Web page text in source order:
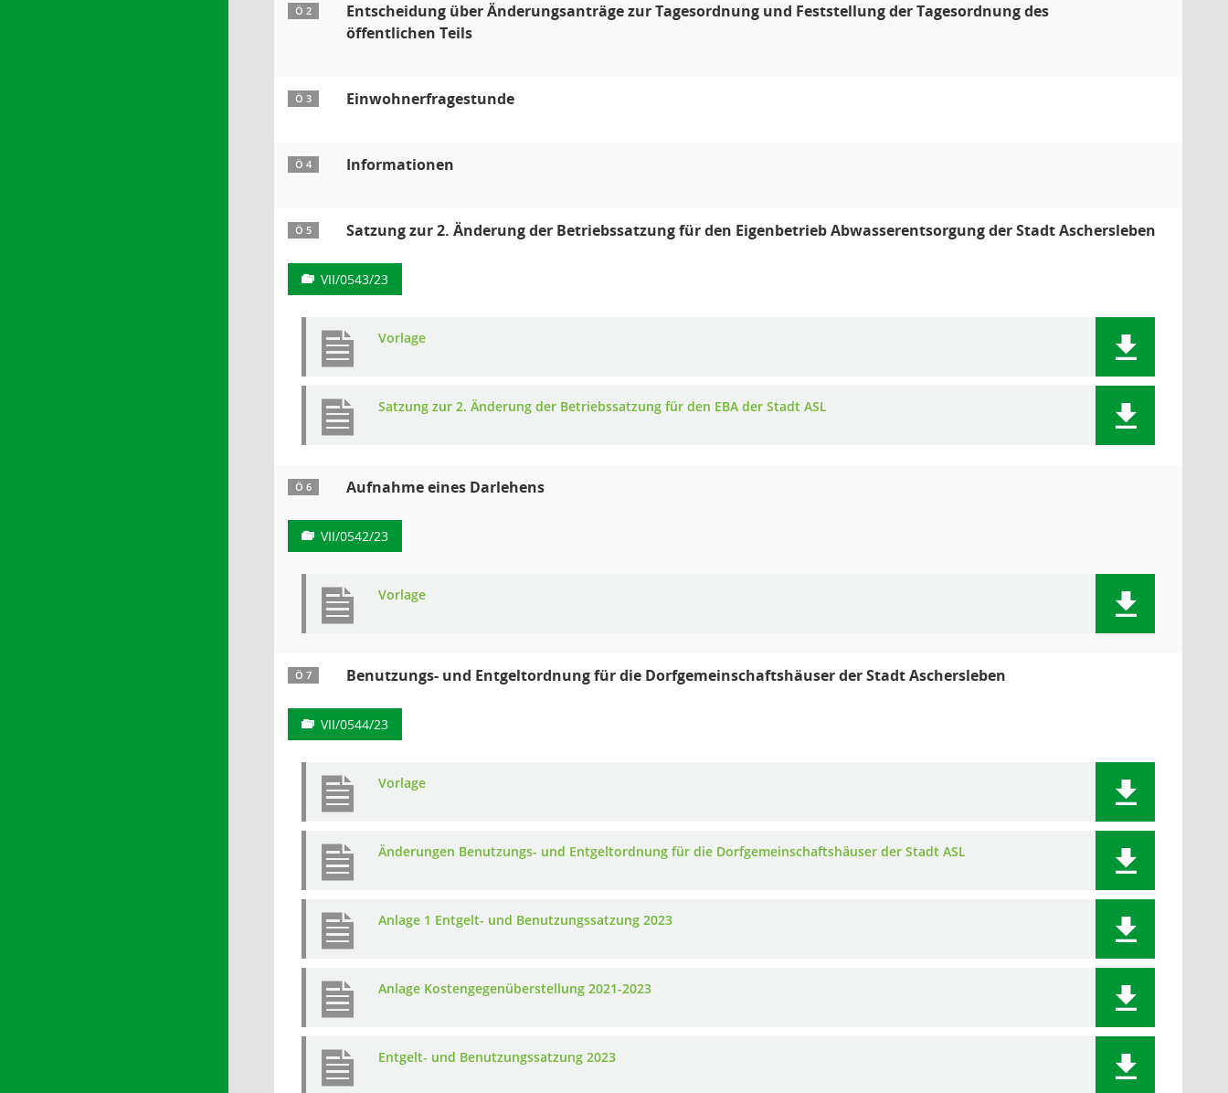
Ö 2
Entscheidung über Änderungsanträge zur Tagesordnung und Feststellung der Tagesordnung des
öffentlichen Teils
Ö 3 Einwohnerfragestunde
Ö 4 Informationen
Ö 5 Satzung zur 2. Änderung der Betriebssatzung für den Eigenbetrieb Abwasserentsorgung der Stadt Aschersleben
VII/0543/23
Vorlage
Satzung zur 2. Änderung der Betriebssatzung für den EBA der Stadt ASL
Ö 6 Aufnahme eines Darlehens
VII/0542/23
Vorlage
Ö 7 Benutzungs- und Entgeltordnung für die Dorfgemeinschaftshäuser der Stadt Aschersleben
VII/0544/23
Vorlage
Änderungen Benutzungs- und Entgeltordnung für die Dorfgemeinschaftshäuser der Stadt ASL
Anlage 1 Entgelt- und Benutzungssatzung 2023
Anlage Kostengegenüberstellung 2021-2023
Entgelt- und Benutzungssatzung 2023